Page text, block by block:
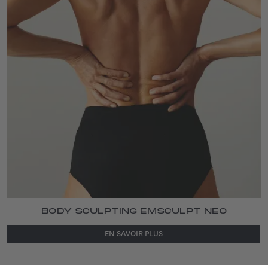
BODY SCULPTING EMSCULPT NEO
EN SAVOIR PLUS